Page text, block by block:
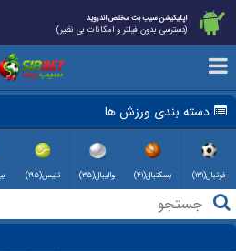
اپلیکیشن سیب بت مختص اندروید
(دسترسی بدون فیلتر و امکانات بی نظیر)
دسته بندی ورزش ها
فوتبال(۱۳۱) بسکتبال(۴۱) والیبال(۳۵) تنیس(۱۹۵)